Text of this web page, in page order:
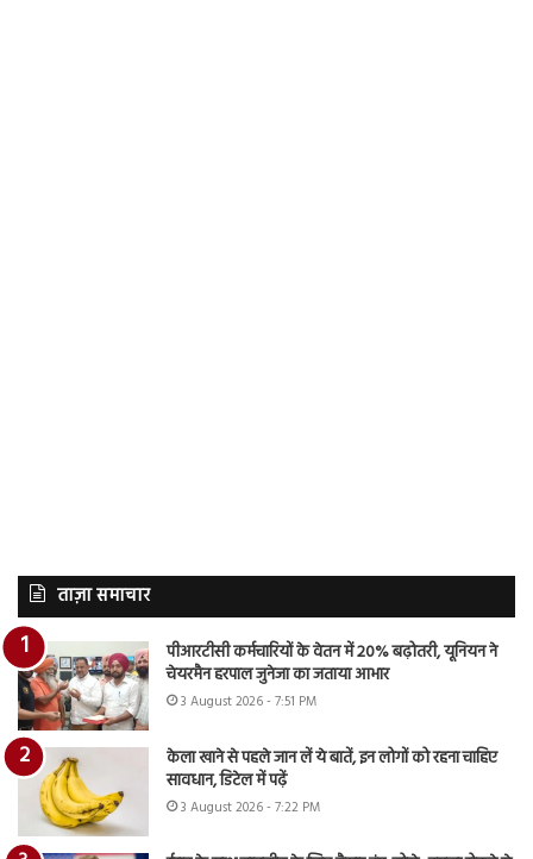
ताज़ा समाचार
पीआरटीसी कर्मचारियों के वेतन में 20% बढ़ोतरी, यूनियन ने
चेयरमैन हरपाल जुनेजा का जताया आभार
3 August 2026 - 7:51 PM
केला खाने से पहले जान लें ये बातें, इन लोगों को रहना चाहिए
सावधान, डिटेल में पढ़ें
3 August 2026 - 7:22 PM